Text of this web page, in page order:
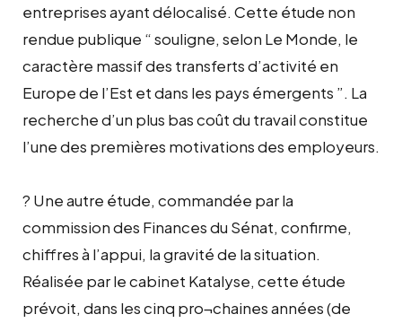
entreprises ayant délocalisé. Cette étude non
rendue publique “ souligne, selon Le Monde, le
caractère massif des transferts d’activité en
Europe de l’Est et dans les pays émergents ”. La
recherche d’un plus bas coût du travail constitue
l’une des premières motivations des employeurs.
? Une autre étude, commandée par la
commission des Finances du Sénat, confirme,
chiffres à l’appui, la gravité de la situation.
Réalisée par le cabinet Katalyse, cette étude
prévoit, dans les cinq pro¬chaines années (de